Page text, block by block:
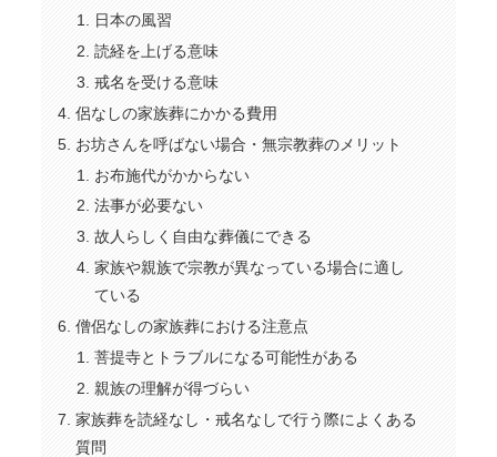
日本の風習
読経を上げる意味
戒名を受ける意味
侶なしの家族葬にかかる費用
お坊さんを呼ばない場合・無宗教葬のメリット
お布施代がかからない
法事が必要ない
故人らしく自由な葬儀にできる
家族や親族で宗教が異なっている場合に適し
ている
僧侶なしの家族葬における注意点
菩提寺とトラブルになる可能性がある
親族の理解が得づらい
家族葬を読経なし・戒名なしで行う際によくある
質問